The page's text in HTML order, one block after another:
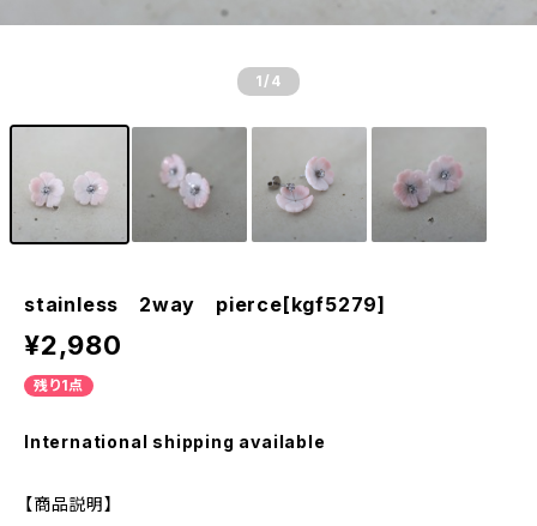
1 /4
stainless 2way pierce[kgf5279]
¥2,980
残り1点
International shipping available
【商品説明】